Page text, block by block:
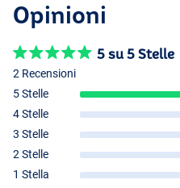
Opinioni
5 su 5 Stelle
2 Recensioni
5 Stelle
4 Stelle
3 Stelle
2 Stelle
1 Stella